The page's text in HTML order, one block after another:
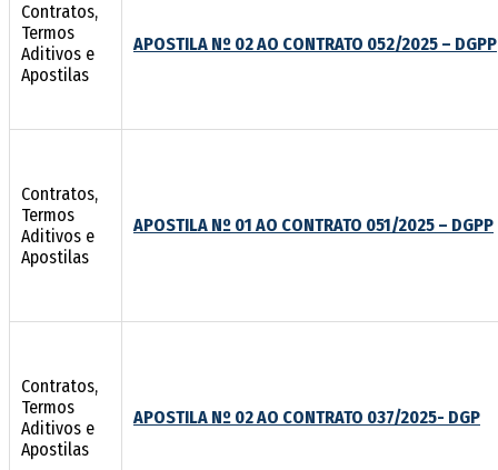
Contratos,
Termos
Aditivos e
Apostilas
APOSTILA Nº 02 AO CONTRATO 052/2025 – DGPP
Contratos,
Termos
Aditivos e
Apostilas
APOSTILA Nº 01 AO CONTRATO 051/2025 – DGPP
Contratos,
Termos
Aditivos e
Apostilas
APOSTILA Nº 02 AO CONTRATO 037/2025- DGP